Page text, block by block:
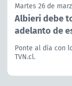
Martes 26 de
Albieri debe
adelanto de
Ponte al día con
TVN.cl.